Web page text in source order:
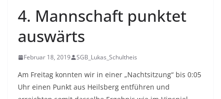
4. Mannschaft punktet
auswärts
Februar 18, 2019 SGB_Lukas_Schultheis
Am Freitag konnten wir in einer „Nachtsitzung“ bis 0:05
Uhr einen Punkt aus Heilsberg entführen und